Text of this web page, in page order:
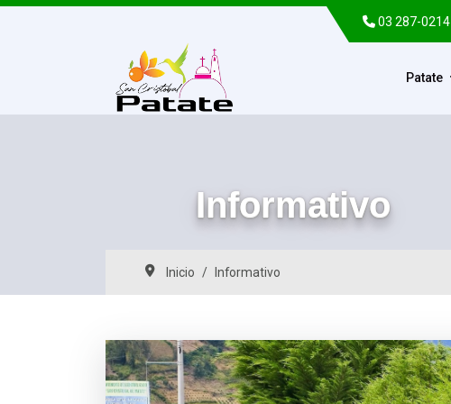
03 287-0214
Patate
Informativo
Inicio Informativo